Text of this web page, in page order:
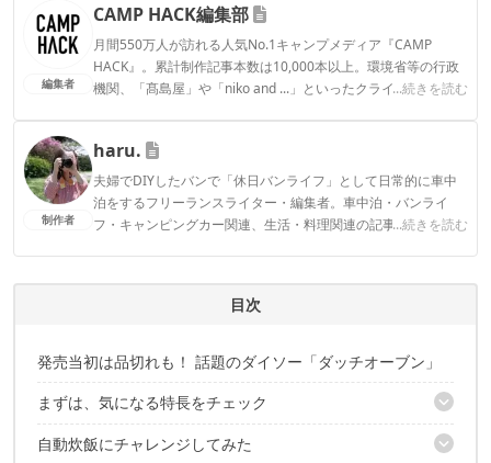
編集者
CAMP HACK編集部
月間550万人が訪れる人気No.1キャンプメディア『CAMP
HACK』。累計制作記事本数は10,000本以上。環境省等の行政
機関、「髙島屋」や「niko and ...」といったクライアントとの
...続きを読む
CAMP HACK編集部のプロフィール
制作者
haru.
夫婦でDIYしたバンで「休日バンライフ」として日常的に車中
泊をするフリーランスライター・編集者。車中泊・バンライ
フ・キャンピングカー関連、生活・料理関連の記事を複数メデ
...続きを読む
目次
発売当初は品切れも！ 話題のダイソー「ダッチオーブン」
まずは、気になる特長をチェック
キャンプに連れ出しやすい、小型のサイズ
自動炊飯にチャレンジしてみた